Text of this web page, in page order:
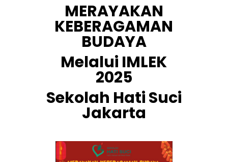
MERAYAKAN
KEBERAGAMAN
BUDAYA
Melalui IMLEK
2025
Sekolah Hati Suci
Jakarta